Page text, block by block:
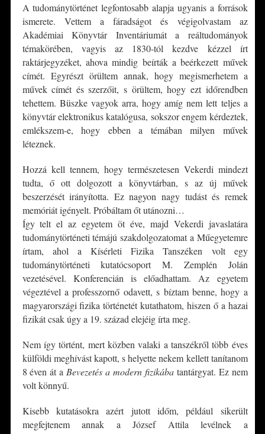
A tudománytörténet legfontosabb alapja ugyanis a források
ismerete. Vettem a fáradságot és végigolvastam az
Akadémiai Könyvtár Inventáriumát a reáltudományok
témakörében, vagyis az 1830-tól kezdve kézzel írt
raktárjegyzéket, ahova mindig beírták a beérkezett művek
címét. Egyrészt örültem annak, hogy megismerhetem a
művek címét és szerzőit, s örültem, hogy ezt időrendben
tehettem. Büszke vagyok arra, hogy amíg nem lett teljes a
könyvtár elektronikus katalógusa, sokszor engem kérdeztek,
emlékszem-e, hogy ebben a témában milyen művek
léteznek.
Hozzá kell tennem, hogy természetesen Vekerdi mindezt
tudta, ő ott dolgozott a könyvtárban, s az új művek
beszerzését irányította. Ez nagyon nagy tudást és remek
memóriát igényelt. Próbáltam őt utánozni…
Így telt el az egyetem öt éve, majd Vekerdi javaslatára
tudománytörténeti témájú szakdolgozatomat a Műegyetemre
írtam, ahol a Kísérleti Fizika Tanszéken volt egy
tudománytörténeti kutatócsoport M. Zemplén Jolán
vezetésével. Konferencián is előadhattam. Az egyetem
végeztével a professzornő odavett, s bíztam benne, hogy a
magyarországi fizika történetét kutathatom, hiszen ő a hazai
fizikát csak úgy a 19. század elejéig írta meg.
Nem így történt, mert közben valaki a tanszékről több éves
külföldi meghívást kapott, s helyette nekem kellett tanítanom
8 éven át a Bevezetés a modern fizikábatantárgyat. Ez nem
volt könnyű.
Kisebb kutatásokra azért jutott időm, például sikerült
megfejtenem annak a József Attila levélnek a